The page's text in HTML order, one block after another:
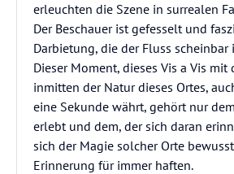
erleuchten die Szene in surrealen
Der Beschauer ist gefesselt und
Darbietung, die der Fluss
Dieser Moment, dieses Vis a Vis mit
inmitten der Natur dieses Ortes,
eine Sekunde währt, gehört nur
erlebt und dem, der sich daran
sich der Magie solcher Orte
Erinnerung für immer haften.